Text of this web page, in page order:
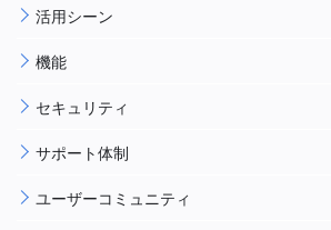
活用シーン
機能
セキュリティ
サポート体制
ユーザーコミュニティ